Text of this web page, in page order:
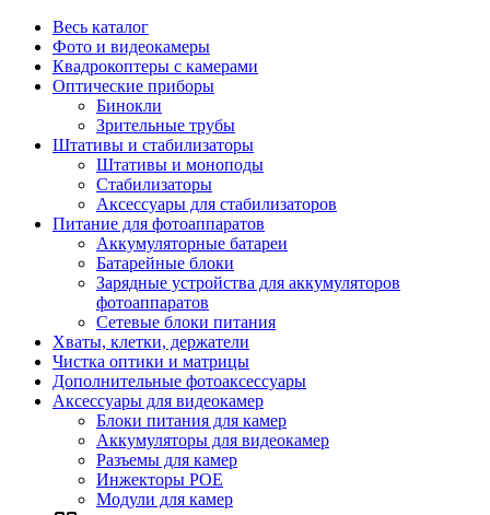
Весь каталог
Фото и видеокамеры
Квадрокоптеры с камерами
Оптические приборы
Бинокли
Зрительные трубы
Штативы и стабилизаторы
Штативы и моноподы
Стабилизаторы
Аксессуары для стабилизаторов
Питание для фотоаппаратов
Аккумуляторные батареи
Батарейные блоки
Зарядные устройства для аккумуляторов
фотоаппаратов
Сетевые блоки питания
Хваты, клетки, держатели
Чистка оптики и матрицы
Дополнительные фотоаксессуары
Аксессуары для видеокамер
Блоки питания для камер
Аккумуляторы для видеокамер
Разъемы для камер
Инжекторы POE
Модули для камер